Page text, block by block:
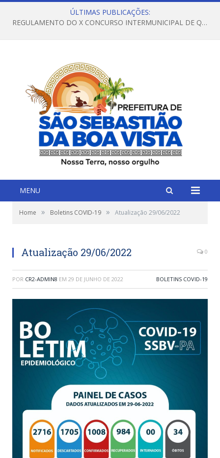
ÚLTIMAS PUBLICAÇÕES:
REGULAMENTO DO X CONCURSO INTERMUNICIPAL DE QUADRILHAS JUNINAS – 2026 – ARRAIÁ DA VENEZA
MENU
Home » Boletins COVID-19 » Atualização 29/06/2022
Atualização 29/06/2022 0
POR CR2-ADMIN8 EM 29 DE JUNHO DE 2022 BOLETINS COVID-19